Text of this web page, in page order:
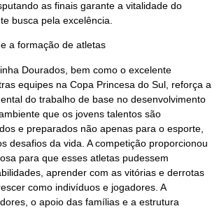
as finais garante a vitalidade do
busca pela excelência.
a formação de atletas
Dourados, bem como o excelente
equipes na Copa Princesa do Sul, reforça a
do trabalho de base no desenvolvimento
que os jovens talentos são
e preparados não apenas para o esporte,
desafios da vida. A competição proporcionou
para que esses atletas pudessem
aprender com as vitórias e derrotas
como indivíduos e jogadores. A
o apoio das famílias e a estrutura